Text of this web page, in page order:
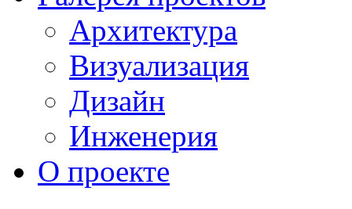
Архитектура
Визуализация
Дизайн
Инженерия
О проекте